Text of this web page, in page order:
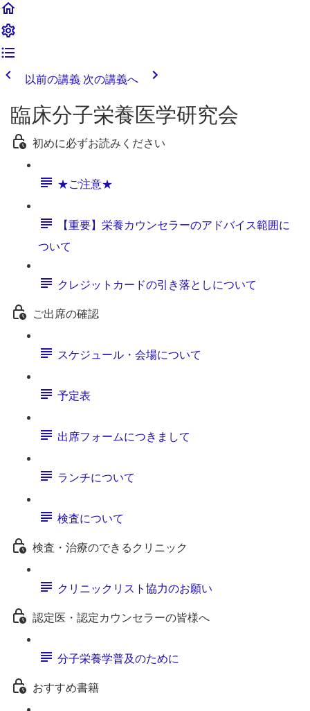
以前の講義 次の講義へ
臨床分子栄養医学研究会
初めに必ずお読みください
★ご注意★
【重要】栄養カウンセラーのアドバイス範囲に
ついて
クレジットカードの引き落としについて
ご出席の確認
スケジュール・会場について
予定表
出席フォームにつきまして
ランチについて
検査について
検査・治療のできるクリニック
クリニックリスト協力のお願い
認定医・認定カウンセラーの皆様へ
分子栄養学普及のために
おすすめ書籍